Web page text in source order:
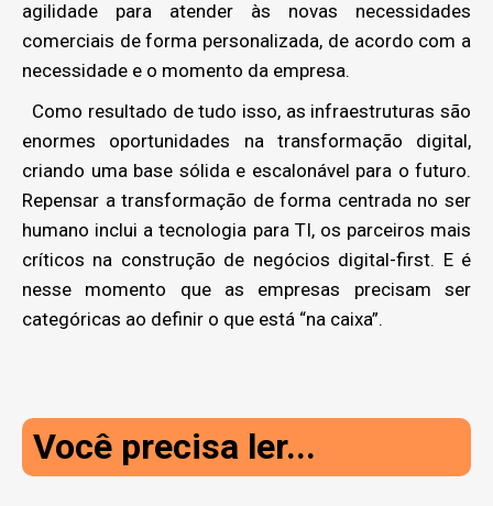
agilidade para atender às novas necessidades
comerciais de forma personalizada, de acordo com a
necessidade e o momento da empresa.
Como resultado de tudo isso, as infraestruturas são
enormes oportunidades na transformação digital,
criando uma base sólida e escalonável para o futuro.
Repensar a transformação de forma centrada no ser
humano inclui a tecnologia para TI, os parceiros mais
críticos na construção de negócios digital-first. E é
nesse momento que as empresas precisam ser
categóricas ao definir o que está “na caixa”.
Você precisa ler...